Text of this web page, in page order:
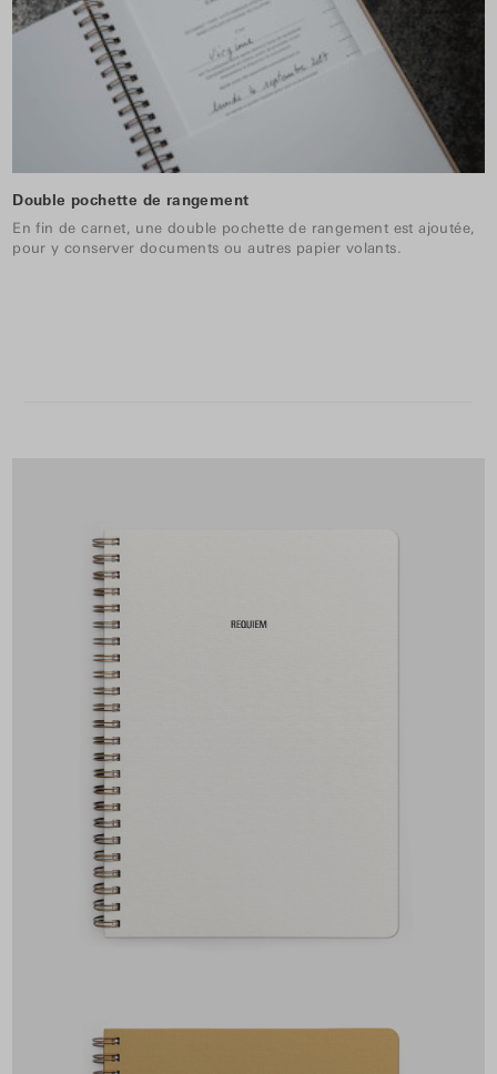
Double pochette de rangement
En fin de carnet, une double pochette de rangement est ajoutée,
pour y conserver documents ou autres papier volants.